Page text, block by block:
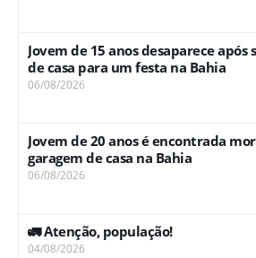
Jovem de 15 anos desaparece após
de casa para um festa na Bahia
06/08/2026
Jovem de 20 anos é encontrada
garagem de casa na Bahia
06/08/2026
🚛 Atenção, população!
04/08/2026